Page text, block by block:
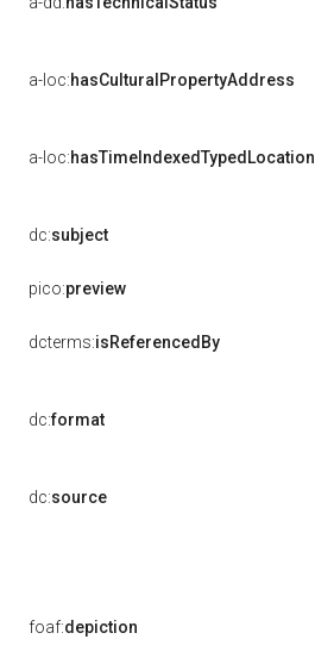
a-loc:hasCulturalPropertyAddress
a-loc:hasTimeIndexedTypedLocation
dc:subject
pico:preview
dcterms:isReferencedBy
dc:format
dc:source
foaf:depiction